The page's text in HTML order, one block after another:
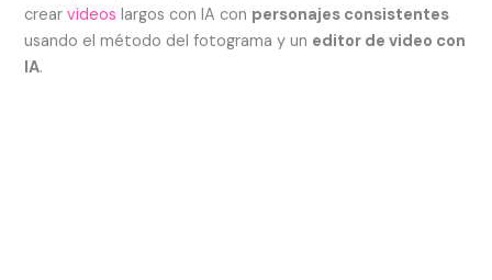
crearvideos largos con IA con personajes consistentes
usando el método del fotograma y un editor de video con
IA.